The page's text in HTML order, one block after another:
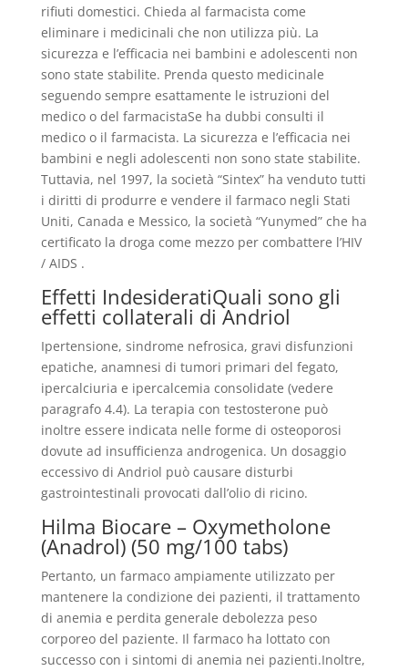
rifiuti domestici. Chieda al farmacista come
eliminare i medicinali che non utilizza più. La
sicurezza e l’efficacia nei bambini e adolescenti non
sono state stabilite. Prenda questo medicinale
seguendo sempre esattamente le istruzioni del
medico o del farmacistaSe ha dubbi consulti il
medico o il farmacista. La sicurezza e l’efficacia nei
bambini e negli adolescenti non sono state stabilite.
Tuttavia, nel 1997, la società “Sintex” ha venduto tutti
i diritti di produrre e vendere il farmaco negli Stati
Uniti, Canada e Messico, la società “Yunymed” che ha
certificato la droga come mezzo per combattere l’HIV
/ AIDS .
Effetti IndesideratiQuali sono gli
effetti collaterali di Andriol
Ipertensione, sindrome nefrosica, gravi disfunzioni
epatiche, anamnesi di tumori primari del fegato,
ipercalciuria e ipercalcemia consolidate (vedere
paragrafo 4.4). La terapia con testosterone può
inoltre essere indicata nelle forme di osteoporosi
dovute ad insufficienza androgenica. Un dosaggio
eccessivo di Andriol può causare disturbi
gastrointestinali provocati dall’olio di ricino.
Hilma Biocare – Oxymetholone
(Anadrol) (50 mg/100 tabs)
Pertanto, un farmaco ampiamente utilizzato per
mantenere la condizione dei pazienti, il trattamento
di anemia e perdita generale debolezza peso
corporeo del paziente. Il farmaco ha lottato con
successo con i sintomi di anemia nei pazienti.Inoltre,